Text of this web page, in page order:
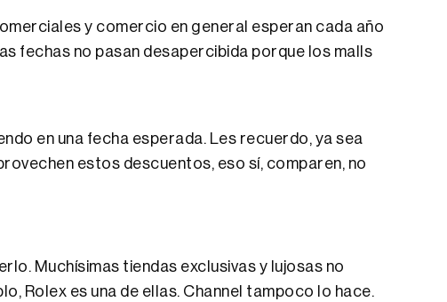
y comercio en general esperan cada año
fechas no pasan desapercibida porque los malls
en una fecha esperada. Les recuerdo, ya sea
estos descuentos, eso sí, comparen, no
Muchísimas tiendas exclusivas y lujosas no
Rolex es una de ellas. Channel tampoco lo hace.